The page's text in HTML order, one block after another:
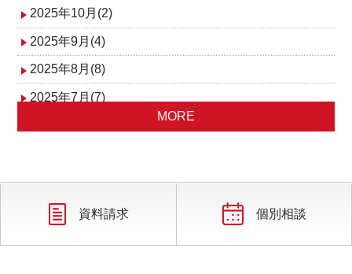
2025年10月(2)
2025年9月(4)
2025年8月(8)
2025年7月(7)
2025年4月(4)
2025年3月(6)
MORE
資料請求 個別相談